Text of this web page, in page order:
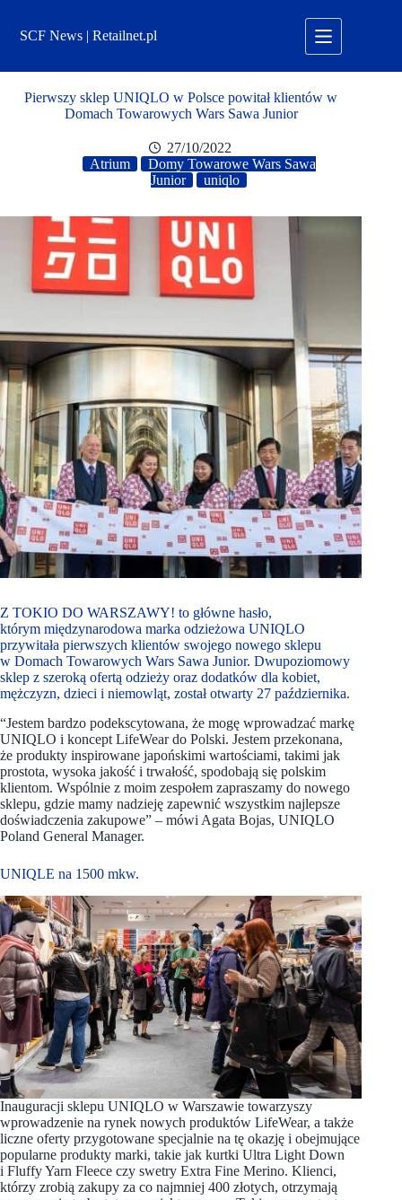
treściSCF News | Retailnet.pl
Pierwszy sklep UNIQLO w Polsce powitał klientów w
Domach Towarowych Wars Sawa Junior
27/10/2022
Atrium
Domy Towarowe Wars Sawa
Junior
uniqlo
Z TOKIO DO WARSZAWY! to główne hasło,
którym międzynarodowa marka odzieżowa UNIQLO
przywitała pierwszych klientów swojego nowego sklepu
w Domach Towarowych Wars Sawa Junior. Dwupoziomowy
sklep z szeroką ofertą odzieży oraz dodatków dla kobiet,
mężczyzn, dzieci i niemowląt, został otwarty 27 października.
“Jestem bardzo podekscytowana, że mogę wprowadzać markę
UNIQLO i koncept LifeWear do Polski. Jestem przekonana,
że produkty inspirowane japońskimi wartościami, takimi jak
prostota, wysoka jakość i trwałość, spodobają się polskim
klientom. Wspólnie z moim zespołem zapraszamy do nowego
sklepu, gdzie mamy nadzieję zapewnić wszystkim najlepsze
doświadczenia zakupowe” – mówi Agata Bojas, UNIQLO
Poland General Manager.
UNIQLE na 1500 mkw.
Inauguracji sklepu UNIQLO w Warszawie towarzyszy
wprowadzenie na rynek nowych produktów LifeWear, a także
liczne oferty przygotowane specjalnie na tę okazję i obejmujące
popularne produkty marki, takie jak kurtki Ultra Light Down
i Fluffy Yarn Fleece czy swetry Extra Fine Merino. Klienci,
którzy zrobią zakupy za co najmniej 400 złotych, otrzymają